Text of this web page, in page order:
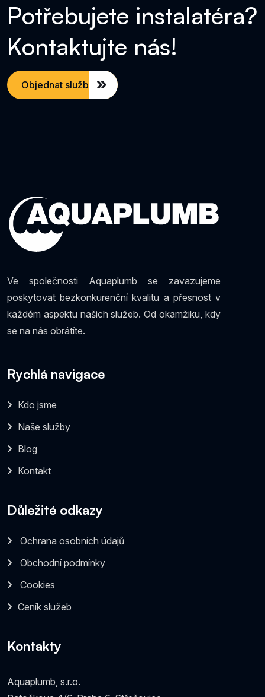
Potřebujete instalatéra?
Kontaktujte nás!
Objednat službu
Ve společnosti Aquaplumb se zavazujeme
poskytovat bezkonkurenční kvalitu a přesnost v
každém aspektu našich služeb. Od okamžiku, kdy
se na nás obrátíte.
Rychlá navigace
Kdo jsme
Naše služby
Blog
Kontakt
Důležité odkazy
Ochrana osobních údajů
Obchodní podmínky
Cookies
Ceník služeb
Kontakty
Aquaplumb, s.r.o.